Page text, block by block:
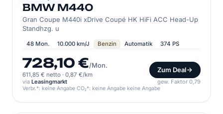
BMW M440
Gran Coupe M440i xDrive Coupé HK HiFi ACC Head-Up
Standhzg. u
48 Mon. 10.000 km/J Benzin Automatik 374 PS
728,10 €/Mon.
611,85 € netto · 0,87 €/km
Zum Deal
via Leasingmarkt gew. Faktor 0,79
Verbr.*: keine Angabe CO₂*: keine Angabe keine Angabe